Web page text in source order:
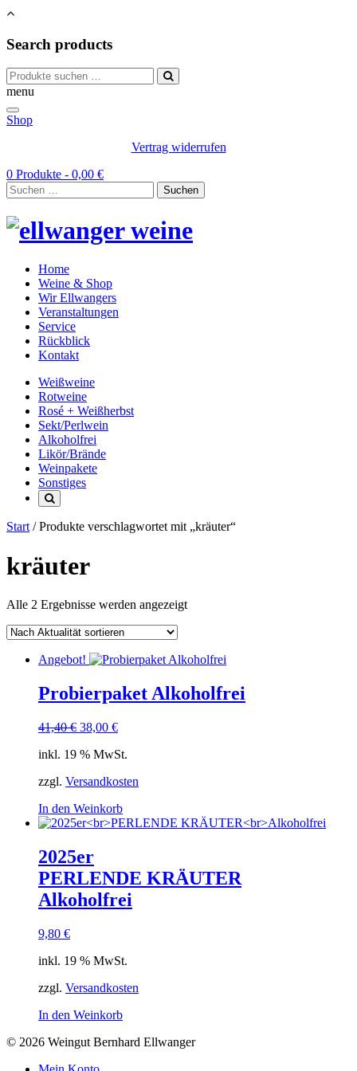
Search products
Suchen
nach:
menu
Shop
Vertrag widerrufen
0 Produkte - 0,00 €
Suchen
nach:
Home
Weine & Shop
Wir Ellwangers
Veranstaltungen
Service
Rückblick
Kontakt
Weißweine
Rotweine
Rosé + Weißherbst
Sekt/Perlwein
Alkoholfrei
Likör/Brände
Weinpakete
Sonstiges
Start / Produkte verschlagwortet mit „kräuter“
kräuter
Alle 2 Ergebnisse werden angezeigtNach
Angebot!
Probierpaket Alkoholfrei
41,40€ Ursprünglicher
war:
38,00 €Aktueller
ist:
inkl. 19 % MwSt.
zzgl. Versandkosten
In den Weinkorb
2025er
PERLENDE KRÄUTER
Alkoholfrei
9,80 €
inkl. 19 % MwSt.
zzgl. Versandkosten
In den Weinkorb
© 2026 Weingut Bernhard Ellwanger